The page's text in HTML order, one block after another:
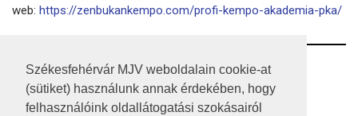
Székesfehérvár MJV weboldalain cookie-at
(sütiket) használunk annak érdekében, hogy
felhasználóink oldallátogatási szokásairól
web: https://zenbukankempo.com/profi-kempo-akademia-pka/
RSS
A HONLAP 2017.03.31-I ÁLLAPOTA